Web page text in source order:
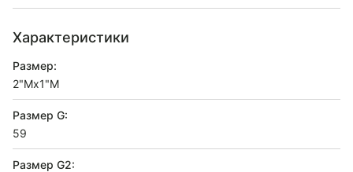
Характеристики
Размер:
2"Mx1"М
Размер G:
59
Размер G2: